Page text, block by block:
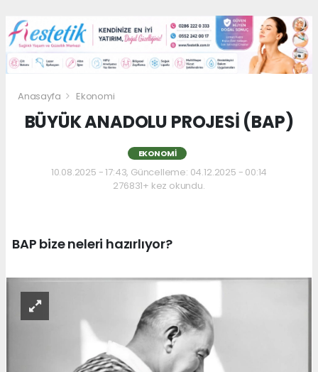
Anasayfa Ekonomi
BÜYÜK ANADOLU PROJESİ (BAP)
EKONOMI
10.08.2025 - 17:43, Güncelleme: 04.12.2025 - 00:14
276831+ kez okundu.
BAP bize neleri hazırlıyor?